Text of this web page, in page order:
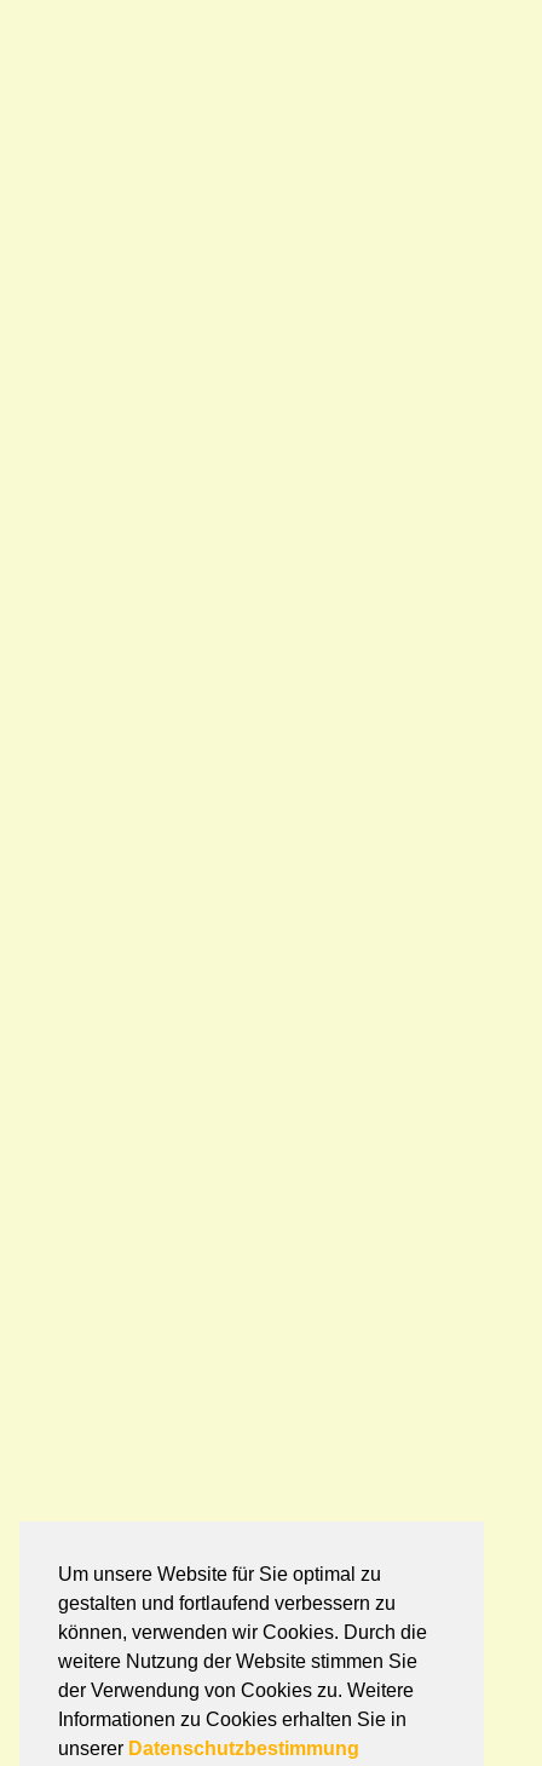
Um unsere Website für Sie optimal zu
gestalten und fortlaufend verbessern zu
können, verwenden wir Cookies. Durch die
weitere Nutzung der Website stimmen Sie
der Verwendung von Cookies zu. Weitere
Informationen zu Cookies erhalten Sie in
unserer Datenschutzbestimmung